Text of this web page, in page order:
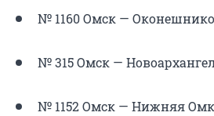
№ 1160 Омск —
№ 315 Омск —
№ 1152 Омск — Нижняя